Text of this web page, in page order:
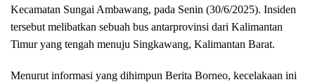
Kecamatan Sungai Ambawang, pada Senin (30/6/2025). Insiden
tersebut melibatkan sebuah bus antarprovinsi dari Kalimantan
Timur yang tengah menuju Singkawang, Kalimantan Barat.
Menurut informasi yang dihimpun Berita Borneo, kecelakaan ini